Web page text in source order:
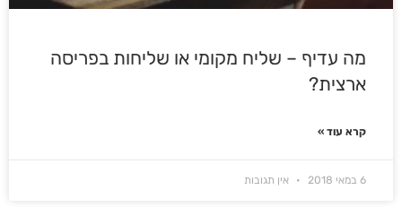
מה עדיף – שליח מקומי או שליחות בפריסה
ארצית?
קרא עוד »
6 במאי 2018 אין תגובות